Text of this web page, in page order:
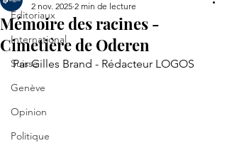
Editoriaux
International
Suisse
Genève
Opinion
Politique
Mémoire des racines -
Cimetière de Oderen
2 nov. 2025 2 min de lecture
Par Gilles Brand - Rédacteur LOGOS